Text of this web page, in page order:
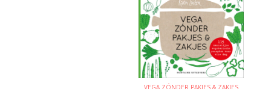
VEGA ZÓNDER PAKJES & ZAKJES